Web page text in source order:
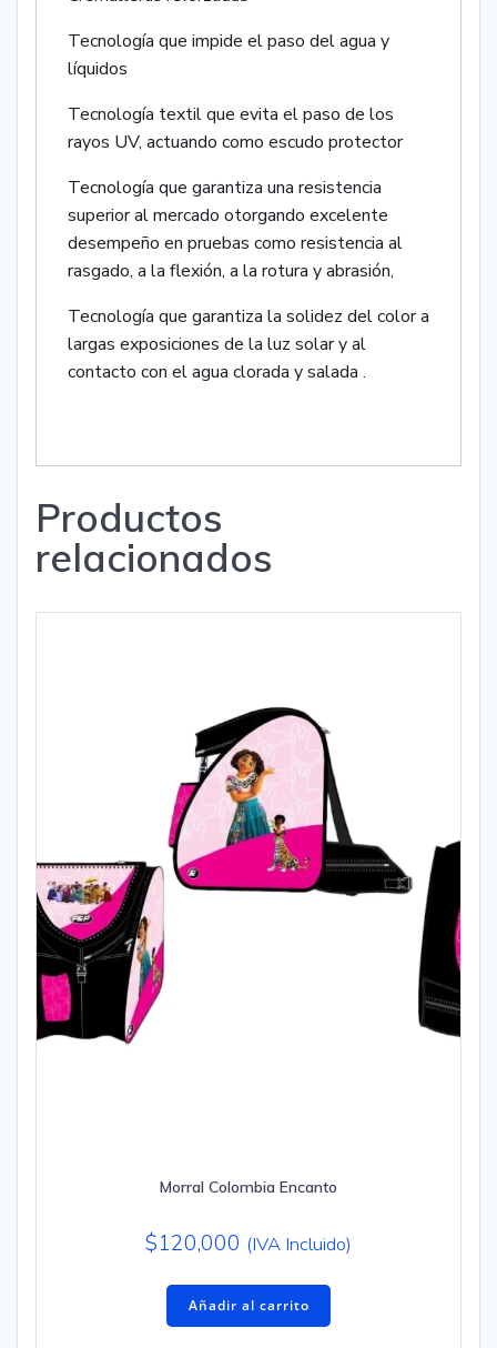
Tecnología que impide el paso del agua y
líquidos
Tecnología textil que evita el paso de los
rayos UV, actuando como escudo protector
Tecnología que garantiza una resistencia
superior al mercado otorgando excelente
desempeño en pruebas como resistencia al
rasgado, a la flexión, a la rotura y abrasión,
Tecnología que garantiza la solidez del color a
largas exposiciones de la luz solar y al
contacto con el agua clorada y salada .
Productos
relacionados
Morral Colombia Encanto
$120,000 (IVA Incluido)
Añadir al carrito